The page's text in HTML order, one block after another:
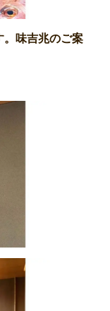
味吉兆のご案